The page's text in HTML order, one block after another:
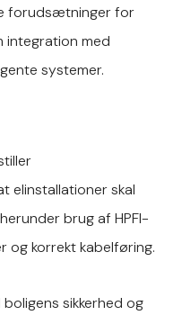
forudsætninger for
integration med
systemer.
elinstallationer skal
brug af HPFI-
og korrekt kabelføring.
sikkerhed og